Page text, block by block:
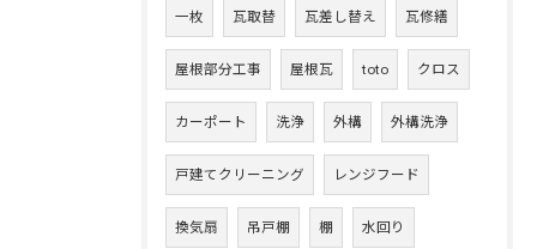
一枚 瓦取替 瓦差し替え 瓦修繕
屋根部分工事 屋根瓦 toto クロス
カーポート 洗浄 外構 外構洗浄
戸建てクリーニング レンジフード
換気扇 吊戸棚 棚 水回り